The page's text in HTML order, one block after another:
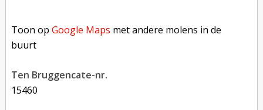
Toon opGoogle Maps met andere molens in de
buurt
Ten Bruggencate-nr.
15460